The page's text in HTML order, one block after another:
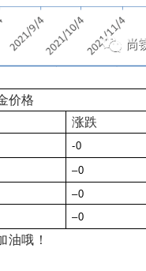
价格
涨跌
-0
–0
–0
–0
油哦！